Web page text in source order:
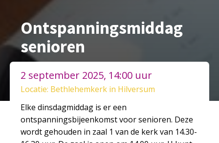
Ontspanningsmiddag
senioren
2 september 2025, 14:00 uur
Locatie: Bethlehemkerk in Hilversum
Elke dinsdagmiddag is er een
ontspanningsbijeenkomst voor senioren. Deze
wordt gehouden in zaal 1 van de kerk van 14.30-